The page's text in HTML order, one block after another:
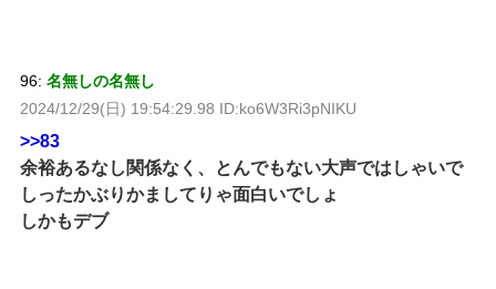
96: 名無しの名無し
2024/12/29(日) 19:54:29.98 ID:ko6W3Ri3pNIKU
>>83
余裕あるなし関係なく、とんでもない大声ではしゃいで
しったかぶりかましてりゃ面白いでしょ
しかもデブ